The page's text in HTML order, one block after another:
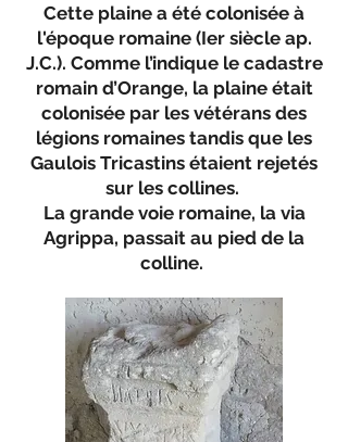
Cette plaine a été colonisée à
l'époque romaine (Ier siècle ap.
J.C.). Comme l’indique le cadastre
romain d’Orange, la plaine était
colonisée par les vétérans des
légions romaines tandis que les
Gaulois Tricastins étaient rejetés
sur les collines.
La grande voie romaine, la via
Agrippa, passait au pied de la
colline.